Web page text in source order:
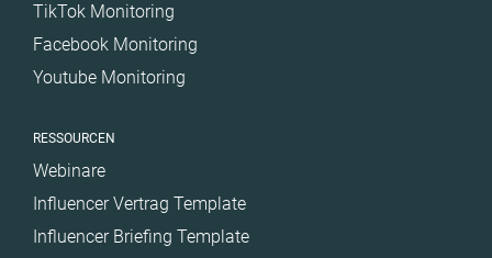
TikTok Monitoring
Facebook Monitoring
Youtube Monitoring
RESSOURCEN
Webinare
Influencer Vertrag Template
Influencer Briefing Template